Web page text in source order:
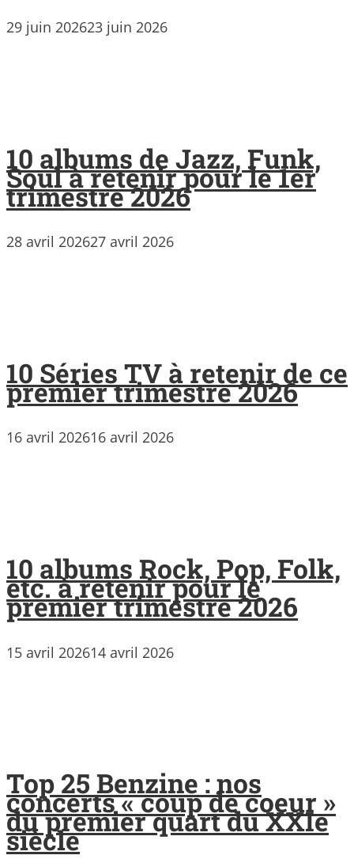
29 juin 202623 juin 2026
10 albums de Jazz, Funk,
Soul à retenir pour le 1er
trimestre 2026
28 avril 202627 avril 2026
10 Séries TV à retenir de ce
premier trimestre 2026
16 avril 202616 avril 2026
10 albums Rock, Pop, Folk,
etc. à retenir pour le
premier trimestre 2026
15 avril 202614 avril 2026
Top 25 Benzine : nos
concerts « coup de coeur »
du premier quart du XXIe
siècle